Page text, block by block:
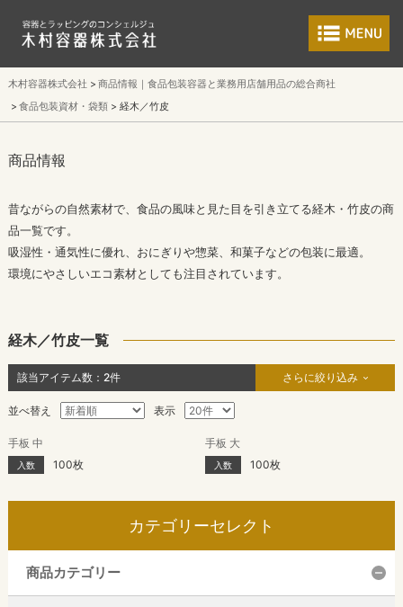
食品包装容器と
木村容器株式会社
商品情報｜食品包装容器と業務用店舗用品の総合商社
食品包装資材・袋類
経木／竹皮
商品情報
昔ながらの自然素材で、食品の風味と見た目を引き立てる経木・竹皮の商
品一覧です。
吸湿性・通気性に優れ、おにぎりや惣菜、和菓子などの包装に最適。
環境にやさしいエコ素材としても注目されています。
経木／竹皮一覧
該当アイテム数： 2件 さらに絞り込み
並べ替え 表示
手板 中
入数 100枚
手板 大
入数 100枚
カテゴリーセレクト
商品カテゴリー